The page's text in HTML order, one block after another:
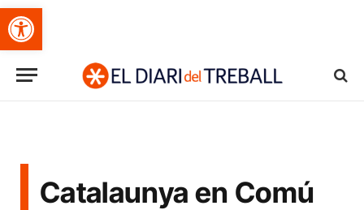
Obre la barra d'eines
Catalaunya en Comú